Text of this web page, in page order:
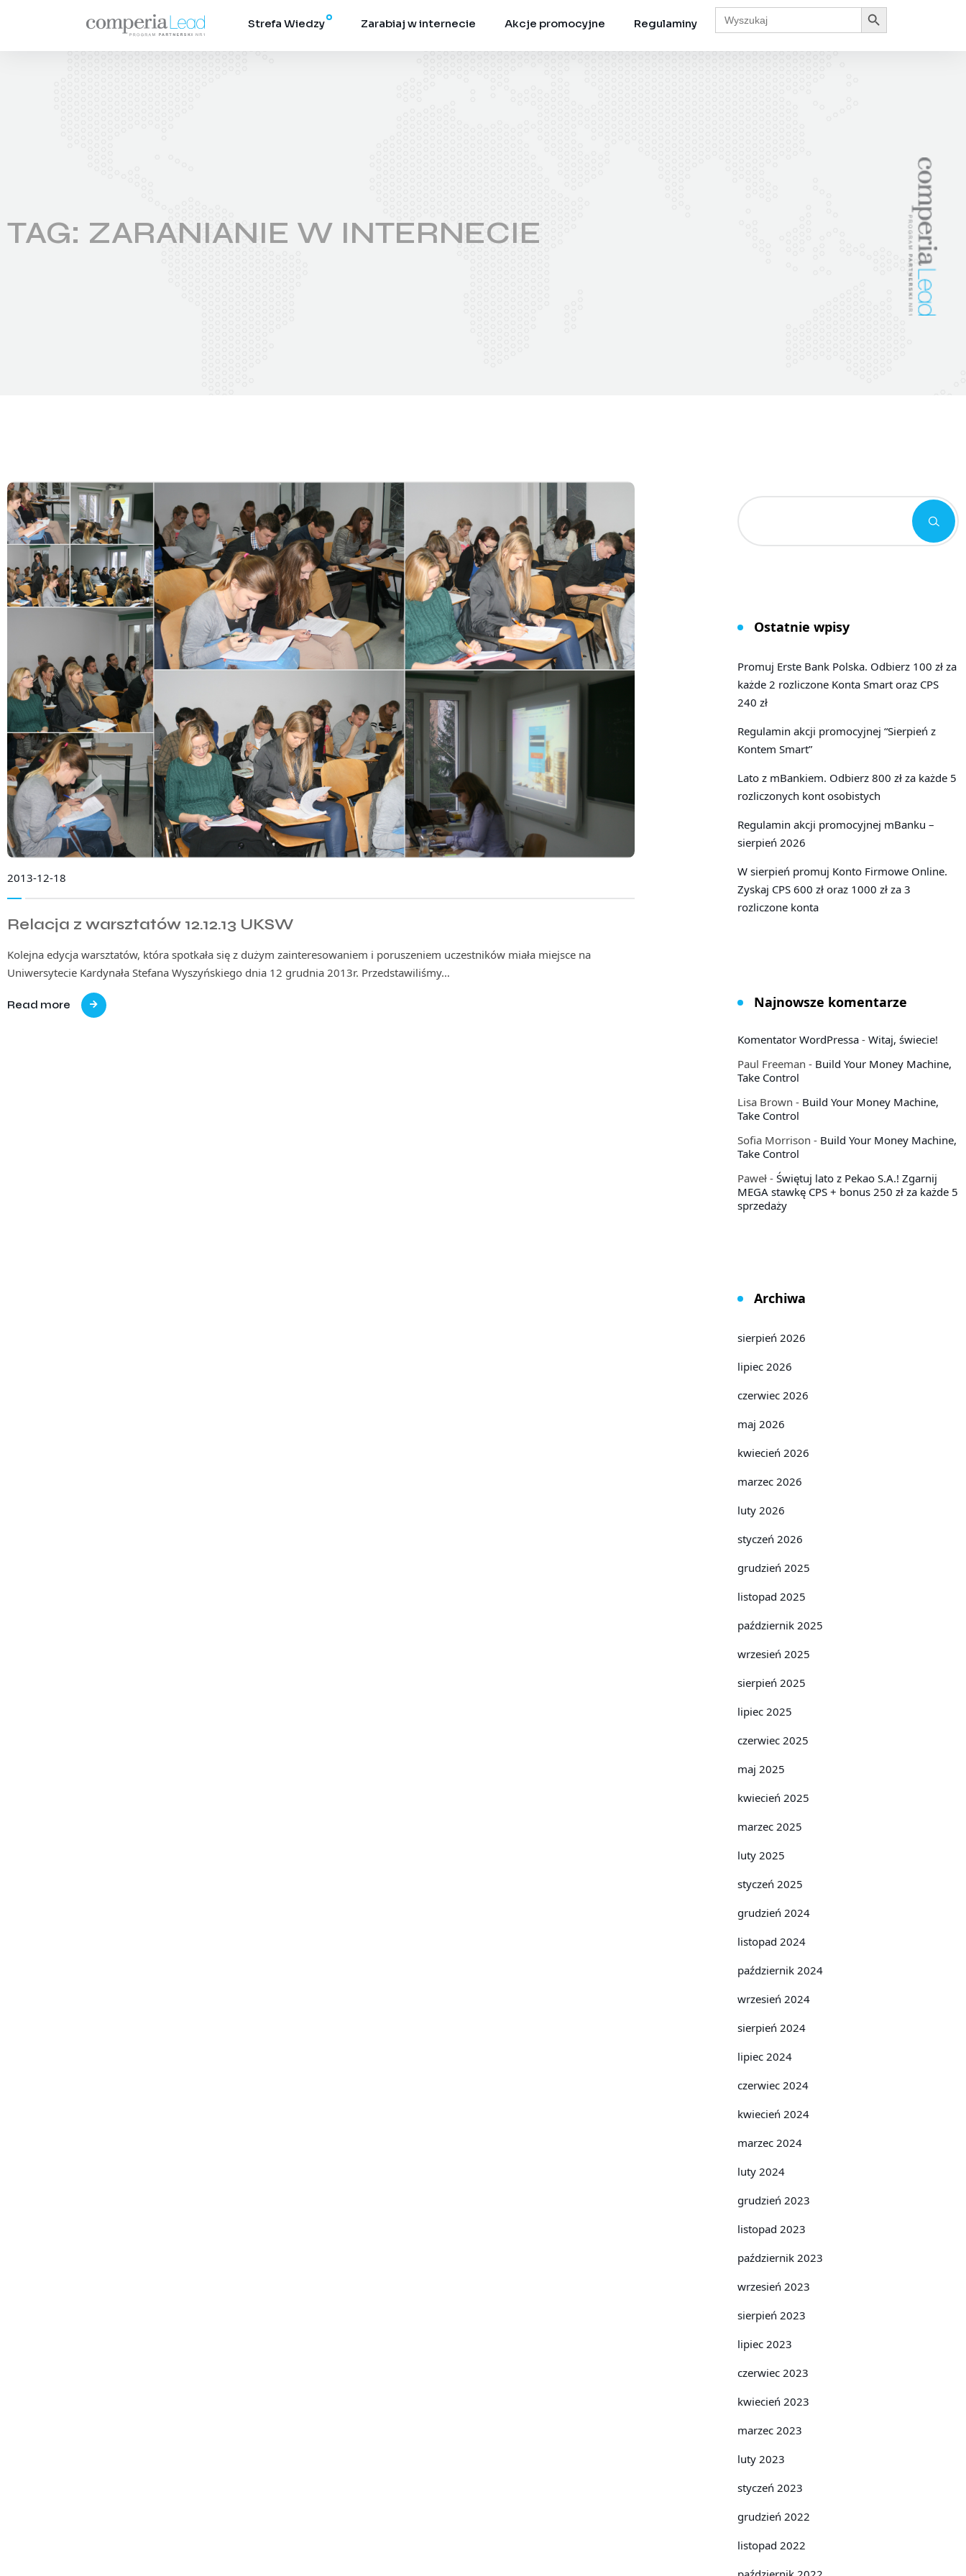
Strefa Wiedzy Zarabiaj w internecie Akcje promocyjne Regulaminy
Search
for:
Search Button
TAG: ZARANIANIE W INTERNECIE
2013-12-18
Relacja z warsztatów 12.12.13 UKSW
Kolejna edycja warsztatów, która spotkała się z dużym zainteresowaniem i poruszeniem uczestników miała miejsce na
Uniwersytecie Kardynała Stefana Wyszyńskiego dnia 12 grudnia 2013r. Przedstawiliśmy…
Read more
Ostatnie wpisy
Promuj Erste Bank Polska. Odbierz 100 zł za
każde 2 rozliczone Konta Smart oraz CPS
240 zł
Regulamin akcji promocyjnej “Sierpień z
Kontem Smart”
Lato z mBankiem. Odbierz 800 zł za każde 5
rozliczonych kont osobistych
Regulamin akcji promocyjnej mBanku –
sierpień 2026
W sierpień promuj Konto Firmowe Online.
Zyskaj CPS 600 zł oraz 1000 zł za 3
rozliczone konta
Najnowsze komentarze
Komentator WordPressa- Witaj, świecie!
Paul Freeman - Build Your Money Machine,
Take Control
Lisa Brown - Build Your Money Machine,
Take Control
Sofia Morrison - Build Your Money Machine,
Take Control
Paweł- Świętuj lato z Pekao S.A.! Zgarnij
MEGA stawkę CPS + bonus 250 zł za każde 5
sprzedaży
Archiwa
sierpień 2026
lipiec 2026
czerwiec 2026
maj 2026
kwiecień 2026
marzec 2026
luty 2026
styczeń 2026
grudzień 2025
listopad 2025
październik 2025
wrzesień 2025
sierpień 2025
lipiec 2025
czerwiec 2025
maj 2025
kwiecień 2025
marzec 2025
luty 2025
styczeń 2025
grudzień 2024
listopad 2024
październik 2024
wrzesień 2024
sierpień 2024
lipiec 2024
czerwiec 2024
kwiecień 2024
marzec 2024
luty 2024
grudzień 2023
listopad 2023
październik 2023
wrzesień 2023
sierpień 2023
lipiec 2023
czerwiec 2023
kwiecień 2023
marzec 2023
luty 2023
styczeń 2023
grudzień 2022
listopad 2022